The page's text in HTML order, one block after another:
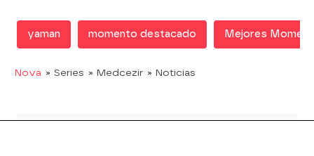
yaman momento destacado Mejores
Nova » Series » Medcezir » Noticias